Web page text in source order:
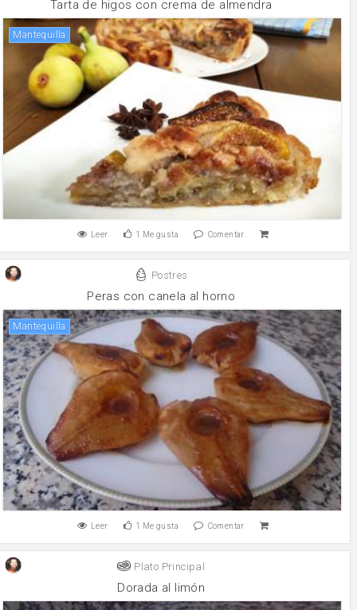
Tarta de higos con crema de almendra
mantequilla
Leer 1 Me gusta Comentar
Postres
Peras con canela al horno
mantequilla
Leer 1 Me gusta Comentar
Plato Principal
Dorada al limón